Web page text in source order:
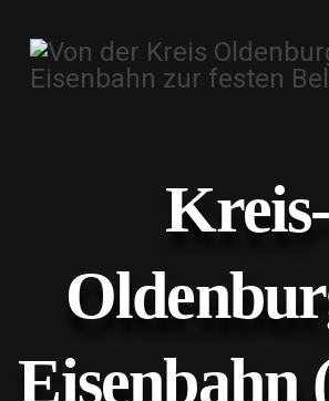
Kreis-
Eisenbahn